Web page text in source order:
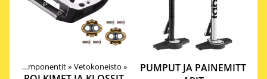
Komponentit‪» Vetokoneisto ‪»
PUMPUT JA PAINEMITT